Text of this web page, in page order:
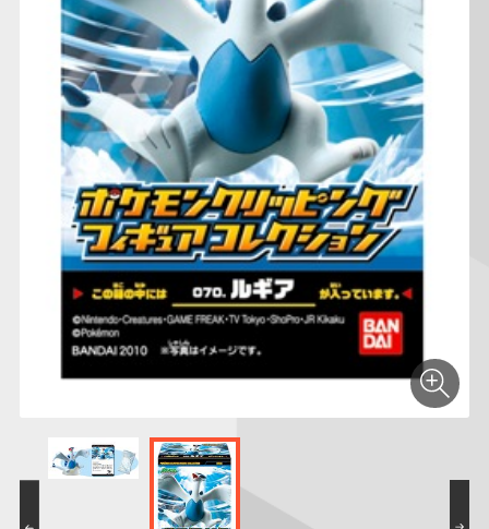
仮面ライダーシリー
ズ
PROJECT R.E.D.・
スーパー戦隊シリー
ズ
ガンダムシリーズ
ポケットモンスター
アンパンマン
サンリオキャラクタ
ーズ
キャラパキ
つりグミ
にふぉるめーしょん
＆スクエアシール
SMPシリーズ
ポケモンスケールワ
ールド
キャラデコ